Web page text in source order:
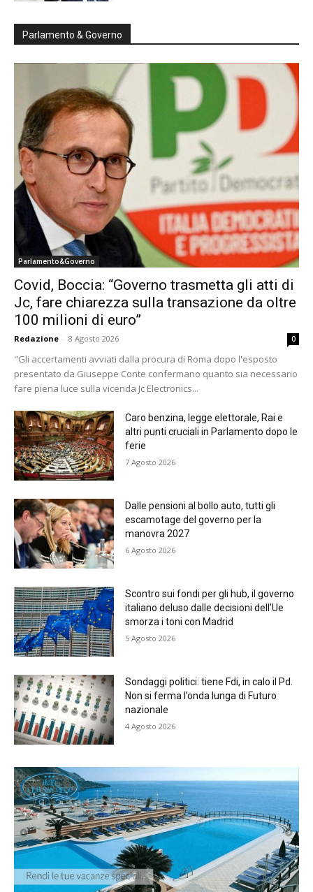
Parlamento & Governo
Parlamento&Governo
Covid, Boccia: “Governo trasmetta gli atti di
Jc, fare chiarezza sulla transazione da oltre
100 milioni di euro”
Redazione - 8 Agosto 2026 0
"Gli accertamenti avviati dalla procura di Roma dopo l'esposto
presentato da Giuseppe Conte confermano quanto sia necessario
fare piena luce sulla vicenda Jc Electronics...
Caro benzina, legge elettorale, Rai e
altri punti cruciali in Parlamento dopo le
ferie
7 Agosto 2026
Dalle pensioni al bollo auto, tutti gli
escamotage del governo per la
manovra 2027
6 Agosto 2026
Scontro sui fondi per gli hub, il governo
italiano deluso dalle decisioni dell’Ue
smorza i toni con Madrid
5 Agosto 2026
Sondaggi politici: tiene Fdi, in calo il Pd.
Non si ferma l’onda lunga di Futuro
nazionale
4 Agosto 2026